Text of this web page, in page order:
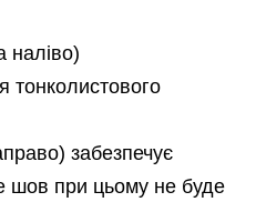
наліво)
тонколистового
забезпечує
шов при цьому не буде